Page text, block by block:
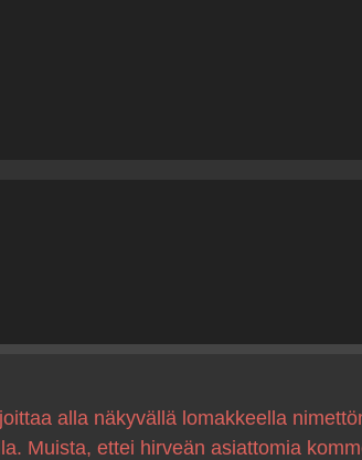
alla näkyvällä lomakkeella
Muista, ettei hirveän asiattomia